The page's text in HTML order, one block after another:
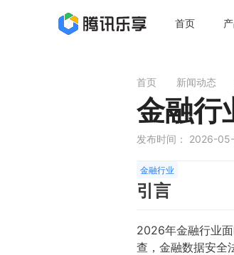
首页
首页 新闻动态
金融行
发布时间： 2026-
金融行业
引言
2026年金融行业
查，金融数据安全